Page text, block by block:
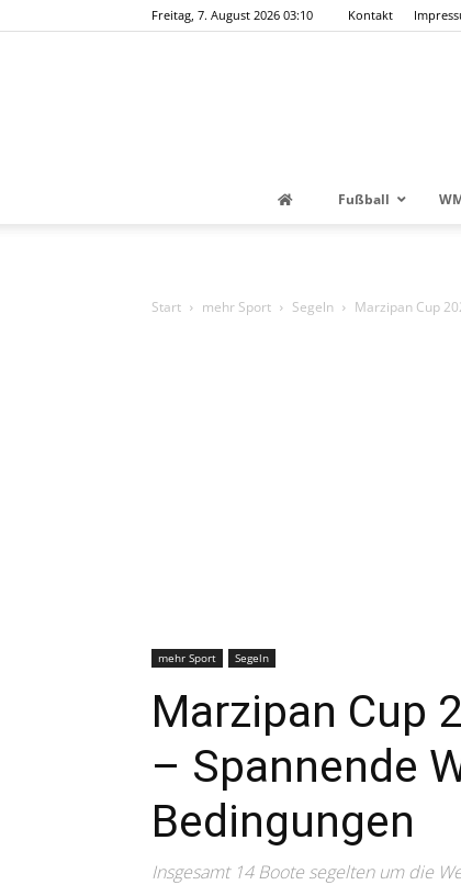
Freitag, 7. August 2026 03:10 Kontakt
Fußball
Start mehr Sport Segeln Marzipan Cup
mehr Sport Segeln
Marzipan Cup
– Spannende
Bedingungen
Insgesamt 14 Boote segelten um die